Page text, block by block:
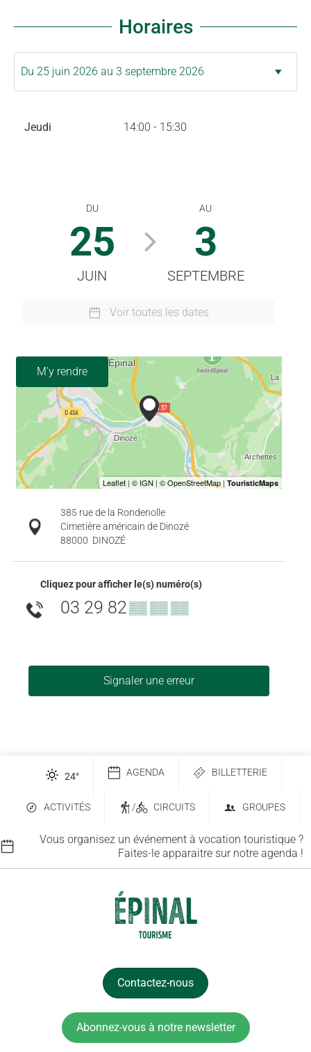
Horaires
Jeudi 14:00 - 15:30
DU
25
JUIN
AU
3
SEPTEMBRE
Voir toutes les dates
M'y rendre
385 rue de la Rondenolle
Cimetière américain de Dinozé
88000 DINOZÉ
Cliquez pour afficher le(s) numéro(s)
03 29 82▒▒ ▒▒ ▒▒
Signaler une erreur
24° AGENDA BILLETTERIE
ACTIVITÉS / CIRCUITS GROUPES
Vous organisez un événement à vocation touristique ?
Faites-le apparaitre sur notre agenda !
Contactez-nous
Abonnez-vous à notre newsletter